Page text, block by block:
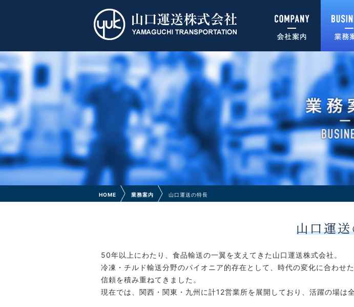
HOME 業務案内 山口運送の特長
山口運
50年以上にわたり、食品輸送の一翼を支えてきた山口運送株式会社。
冷凍・チルド輸送分野のパイオニア的存在として、時代の変化に合わせ
信頼を積み重ねてきました。
現在では、関西・関東・九州に計12営業所を展開しており、活躍の場は